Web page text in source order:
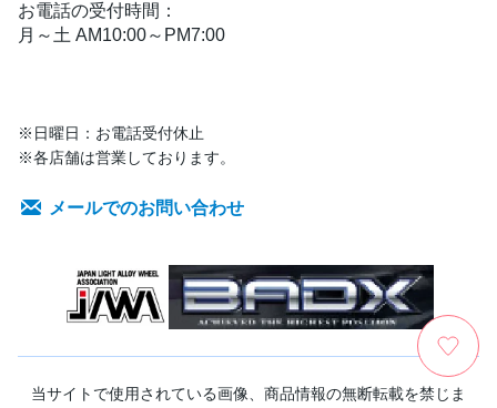
お電話の受付時間：
月～土 AM10:00～PM7:00
※日曜日：お電話受付休止
※各店舗は営業しております。
メールでのお問い合わせ
当サイトで使用されている画像、商品情報の無断転載を禁じま